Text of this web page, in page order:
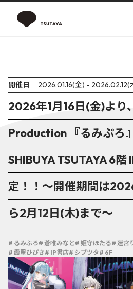
開催日 2026.01.16(金) - 2026.02.12(
2026年1月16日(金)よ
Production 『るみぷろ
SHIBUYA TSUTAYA 6階
定！！〜開催期間は
ら2月12日(木)まで〜
# るみぷろ# 蒼唯みなと# 姫守ほたる# 迷宮
# 霞翠ひびき# IP書店# シブツタ# 6F